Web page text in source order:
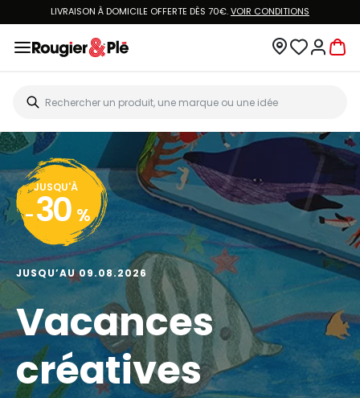
LIVRAISON À DOMICILE OFFERTE DÈS 70€.VOIR CONDITIONS
JUSQU'À
- 30 %
JUSQU’AU 09.08.2026
Vacances
créatives